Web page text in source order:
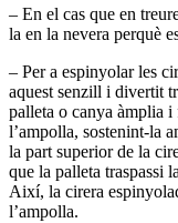
– En el cas que en
la en la nevera perquè
– Per a espinyolar les
aquest senzill i divertit
palleta o canya àmplia i
l’ampolla, sostenint-la
la part superior de la
que la palleta traspassi
Així, la cirera
l’ampolla.